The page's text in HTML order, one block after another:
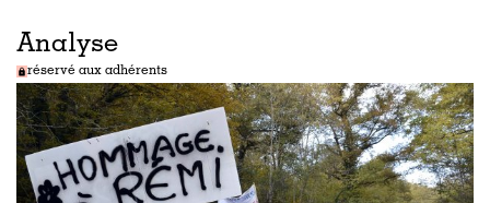
Analyse
réservé aux adhérents